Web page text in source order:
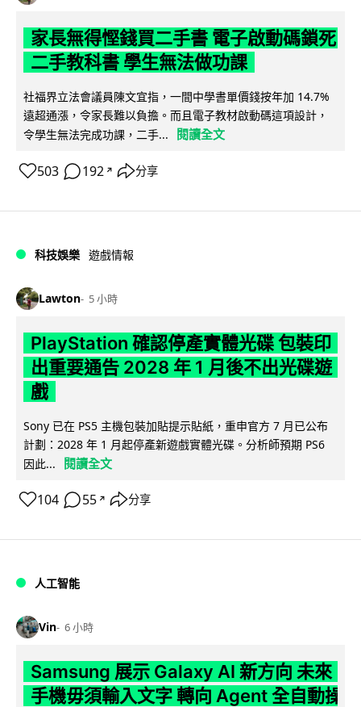
家長無得慳錢買二手書 電子啟動碼鎖死
二手教科書 學生無法做功課
社福界立法會議員陳文宜指，一間中學書單價錢按年加 14.7%
遠超通漲，令家長難以負擔。而且電子教材啟動碼這項設計，
令學生無法完成功課，二手...
閱讀全文
503 192 ↗ 分享
科技娛樂 遊戲情報
Lawton 5 小時
PlayStation 確認停產實體光碟 包裝印
出重要通告 2028 年 1 月後不出光碟遊
戲
Sony 已在 PS5 主機包裝加貼提示貼紙，重申官方 7 月已公布
計劃：2028 年 1 月起停產新遊戲實體光碟。分析師預期 PS6
因此...
閱讀全文
104 55 ↗ 分享
人工智能
Vin 6 小時
Samsung 展示 Galaxy AI 新方向 未來
手機毋須輸入文字 轉向 Agent 全自動操